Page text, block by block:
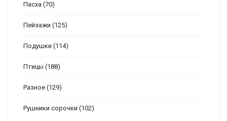
Пасха (70)
Пейзажи (125)
Подушки (114)
Птицы (188)
Разное (129)
Рушники сорочки (102)